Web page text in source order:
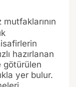
hazırlanan
götürülen
yer bulur.